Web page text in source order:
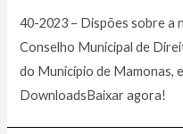
40-2023 – Dispões sobre a
Conselho Municipal de
do Município de Mamonas,
DownloadsBaixar agora!